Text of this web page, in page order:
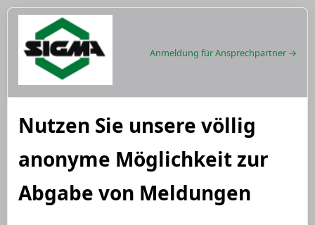
Anmeldung für Ansprechpartner →
Nutzen Sie unsere völlig
anonyme Möglichkeit zur
Abgabe von Meldungen